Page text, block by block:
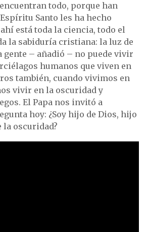
todo, porque han
Santo les ha hecho
está toda la ciencia, todo el
la sabiduría cristiana: la luz de
gente – añadió – no puede vivir
humanos que viven en
también, cuando vivimos en
vivir en la oscuridad y
El Papa nos invitó a
hoy: ¿Soy hijo de Dios, hijo
la oscuridad?